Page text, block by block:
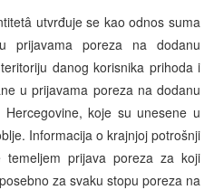
utvrđuje se kao odnos suma
prijavama poreza na dodanu
danog korisnika prihoda i
u prijavama poreza na dodanu
koje su unesene u
Informacija o krajnjoj potrošnji
prijava poreza za koji
za svaku stopu poreza na